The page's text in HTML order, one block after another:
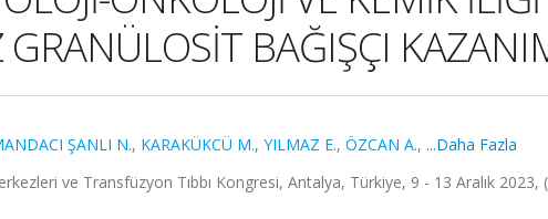
GRANÜLOSİT BAĞIŞÇI
ŞANLI N., KARAKÜKCÜ M., YILMAZ E., ÖZCAN A., ...Daha Fazla
ve Transfüzyon Tıbbı Kongresi, Antalya, Türkiye, 9 - 13 Aralık 2023,